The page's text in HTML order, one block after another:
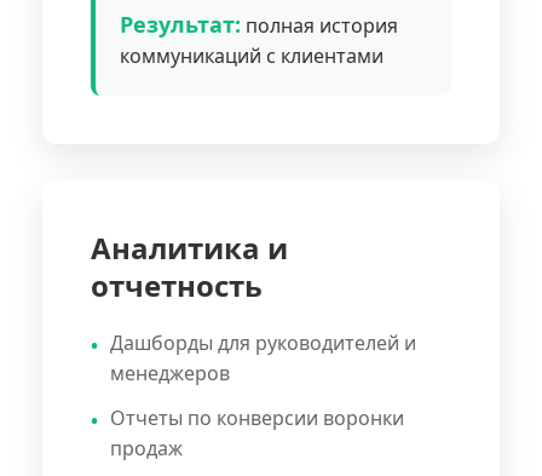
Результат: полная история
коммуникаций с клиентами
Аналитика и
отчетность
Дашборды для руководителей и
менеджеров
Отчеты по конверсии воронки
продаж